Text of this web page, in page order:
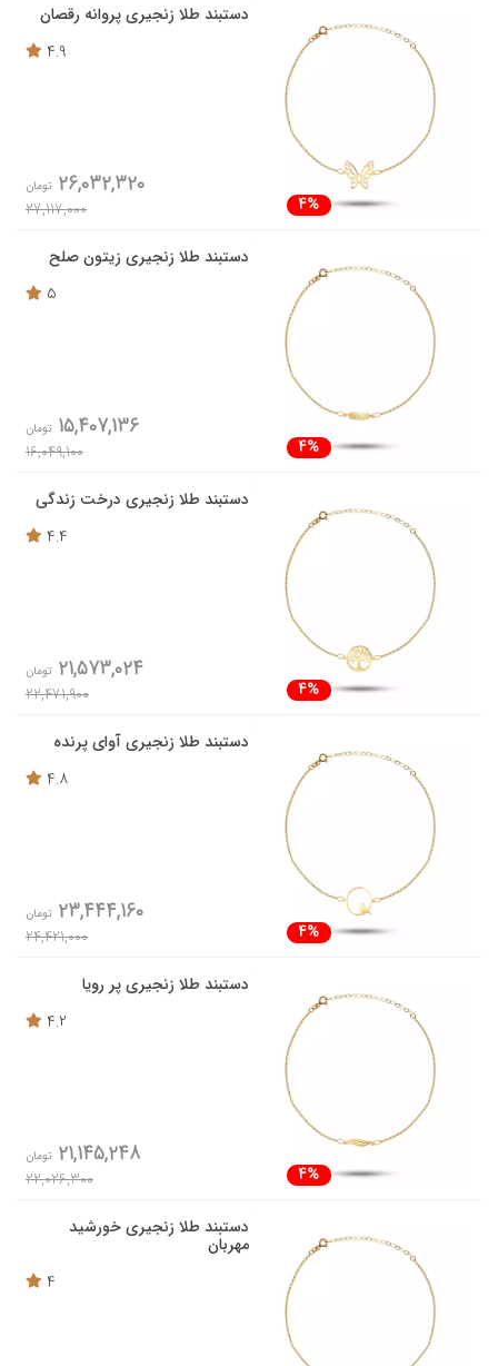
دستبند طلا زنجیری پروانه رقصان
4.9
4%
26,032,320 تومان
27,117,000
دستبند طلا زنجیری زیتون صلح
5
4%
15,407,136 تومان
16,049,100
دستبند طلا زنجیری درخت زندگی
4.4
4%
21,573,024 تومان
22,471,900
دستبند طلا زنجیری آوای پرنده
4.8
4%
23,444,160 تومان
24,421,000
دستبند طلا زنجیری پر رویا
4.2
4%
21,145,248 تومان
22,026,300
دستبند طلا زنجیری خورشید
مهربان
4